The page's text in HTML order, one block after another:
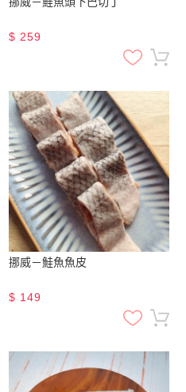
$ 259
挪威－鮭魚魚皮
$ 149